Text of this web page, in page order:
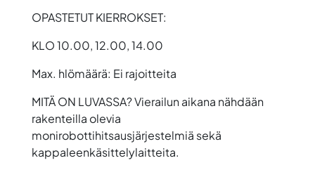
OPASTETUT KIERROKSET:
KLO 10.00, 12.00, 14.00
Max. hlömäärä: Ei rajoitteita
MITÄ ON LUVASSA? Vierailun aikana nähdään
rakenteilla olevia
monirobottihitsausjärjestelmiä sekä
kappaleenkäsittelylaitteita.